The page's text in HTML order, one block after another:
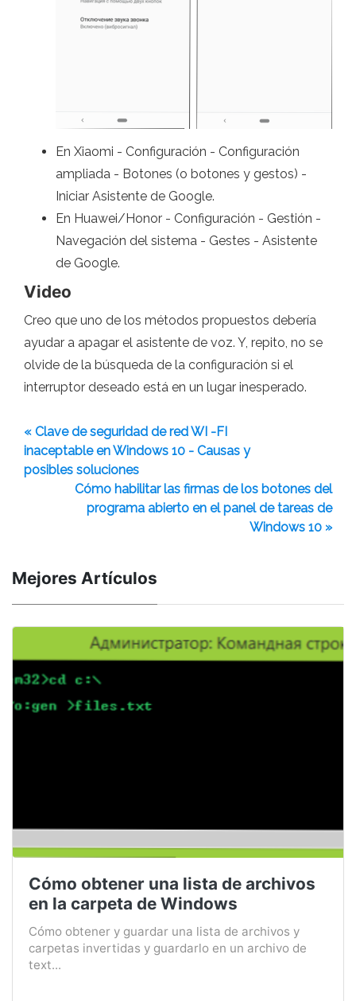
En Xiaomi - Configuración - Configuración
ampliada - Botones (o botones y gestos) -
Iniciar Asistente de Google.
En Huawei/Honor - Configuración - Gestión -
Navegación del sistema - Gestes - Asistente
de Google.
Video
Creo que uno de los métodos propuestos debería
ayudar a apagar el asistente de voz. Y, repito, no se
olvide de la búsqueda de la configuración si el
interruptor deseado está en un lugar inesperado.
« Clave de seguridad de red WI -FI
inaceptable en Windows 10 - Causas y
posibles soluciones
Cómo habilitar las firmas de los botones del
programa abierto en el panel de tareas de
Windows 10 »
Mejores Artículos
Cómo obtener una lista de archivos
en la carpeta de Windows
Cómo obtener y guardar una lista de archivos y
carpetas invertidas y guardarlo en un archivo de
text...